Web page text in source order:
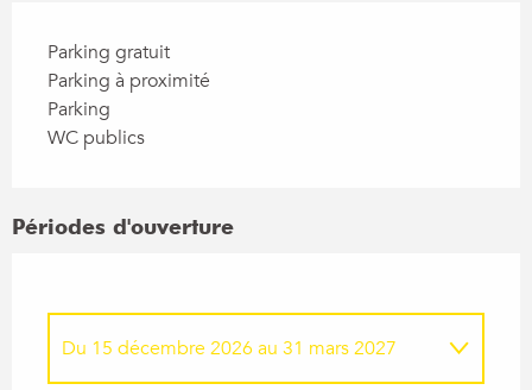
Parking gratuit
Parking à proximité
Parking
WC publics
Périodes d'ouverture
Du 15 décembre 2026au 31 mars 2027